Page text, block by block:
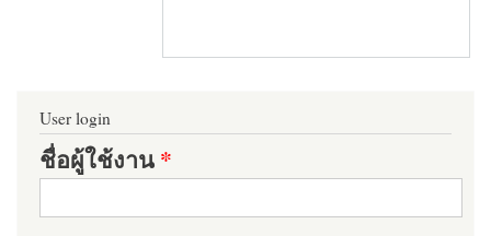
User login
ชื่อผู้ใช้งาน*